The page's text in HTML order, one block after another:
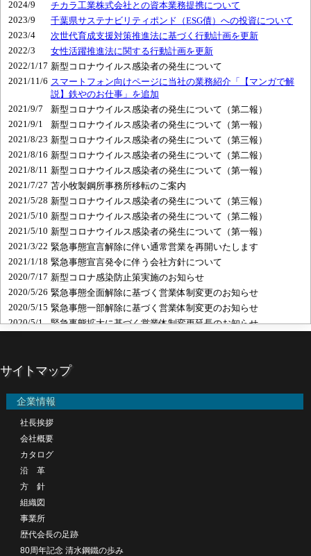
サイトマップ
企業情報
社長挨拶
会社概要
カタログ
沿 革
方 針
組織図
事業所
歴代会長の足跡
80周年記念 清水鋼鐵の歩み